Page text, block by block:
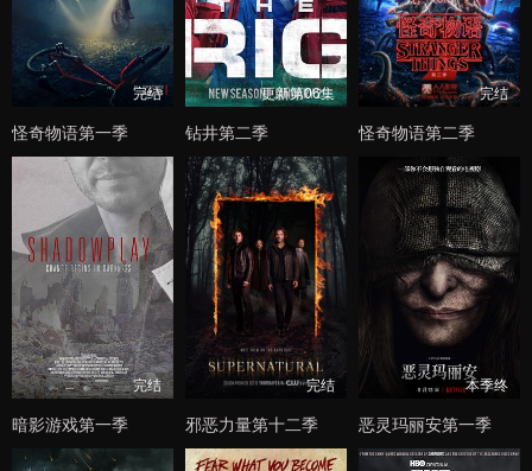
完结
怪奇物语第一季
更新第06集
钻井第二季
完结
怪奇物语第二季
完结
暗影游戏第一季
完结
邪恶力量第十二季
本季终
恶灵玛丽安第一季